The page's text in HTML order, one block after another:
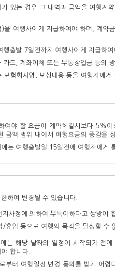
있는 경우 그 내역과 금액을 여행계
여행사에게 지급하여야 하며, 계약
출발 7일전까지 여행사에게 지급하여
드, 계좌이체 또는 무통장입금 등의
험회사명, 보상내용 등을 여행자에게
야 할 요금이 계약체결시보다 5%
액 범위 내에서 여행요금의 증감을
는 여행출발일 15일전에 여행자에게
하여 변경될 수 있습니다.
사정에 의하여 부득이하다고 쌍방이
휴업 등으로 여행의 목적을 달성할 수
는 해당 날짜의 일정이 시작되기 전
합니다.
터 여행일정 변경 동의를 받기 어렵